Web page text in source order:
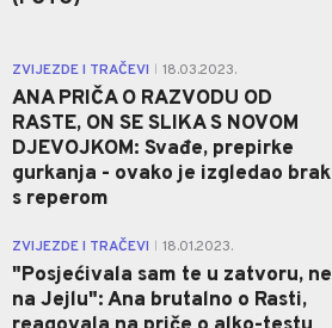
ZVIJEZDE I TRAČEVI 18.03.2023.
ANA PRIČA O RAZVODU OD
RASTE, ON SE SLIKA S NOVOM
DJEVOJKOM: Svađe, prepirke
gurkanja - ovako je izgledao brak
s reperom
ZVIJEZDE I TRAČEVI 18.01.2023.
"Posjećivala sam te u zatvoru, ne
na Jejlu": Ana brutalno o Rasti,